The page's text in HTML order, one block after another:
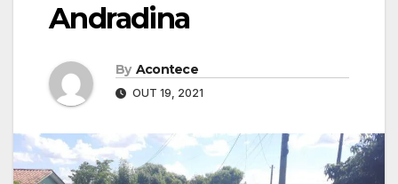
Andradina
By Acontece
OUT 19, 2021